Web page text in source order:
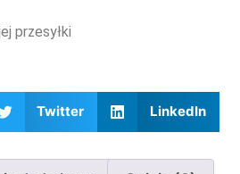
Twitter LinkedIn
przesyłki